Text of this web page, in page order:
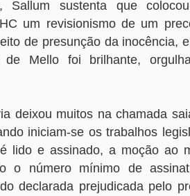
Sallum sustenta que
um revisionismo de um
de presunção da inocência,
de Mello foi brilhante,
deixou muitos na chamada
iniciam-se os trabalhos
lido e assinado, a moção ao
o número mínimo de
declarada prejudicada pelo